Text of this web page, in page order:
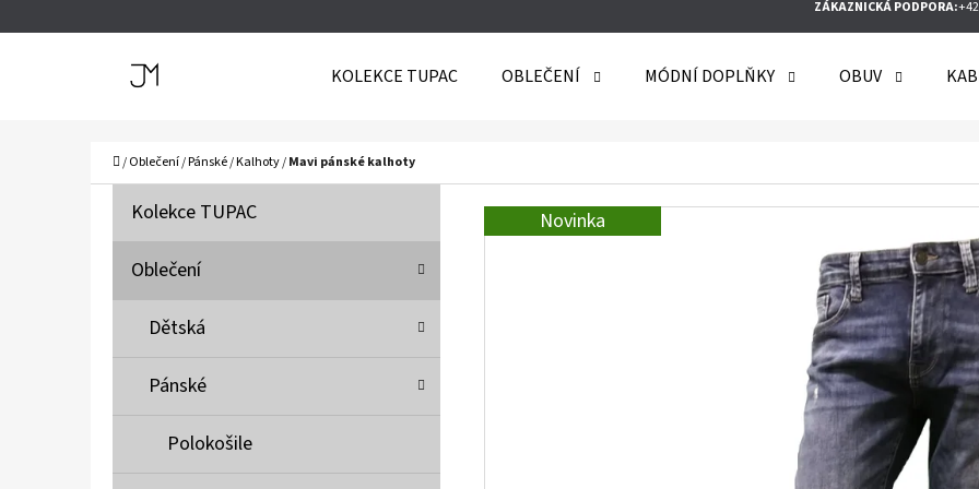
ZÁKAZNICKÁ PODPORA:
KOLEKCE TUPAC OBLEČENÍ MÓDNÍ DOPLŇKY OBUV
Domů
/Oblečení/Pánské/Kalhoty/Mavi pánské kalhoty
Přeskočit
K Kolekce TUPAC
Oblečení
Dětská
Pánské
Polokošile
Novinka